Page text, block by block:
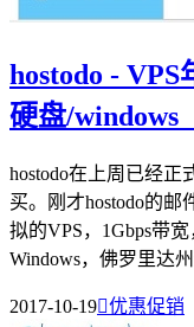
hostodo -
硬盘/windows
hostodo在上周已经
买。刚才hostodo的
拟的VPS，1Gbps带
Windows，佛罗里达
2017-10-19优惠促销